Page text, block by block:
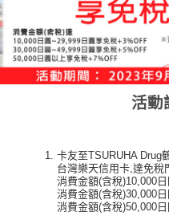
活動
卡友至TSURUHA Drug
台灣樂天信用卡,達免稅
消費金額(含稅)10,000
消費金額(含稅)30,000
消費金額(含稅)50,000